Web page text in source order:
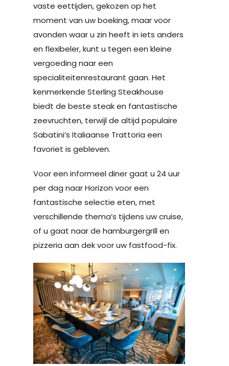
vaste eettijden, gekozen op het
moment van uw boeking, maar voor
avonden waar u zin heeft in iets anders
en flexibeler, kunt u tegen een kleine
vergoeding naar een
specialiteitenrestaurant gaan. Het
kenmerkende Sterling Steakhouse
biedt de beste steak en fantastische
zeevruchten, terwijl de altijd populaire
Sabatini’s Italiaanse Trattoria een
favoriet is gebleven.
Voor een informeel diner gaat u 24 uur
per dag naar Horizon voor een
fantastische selectie eten, met
verschillende thema’s tijdens uw cruise,
of u gaat naar de hamburgergrill en
pizzeria aan dek voor uw fastfood-fix.